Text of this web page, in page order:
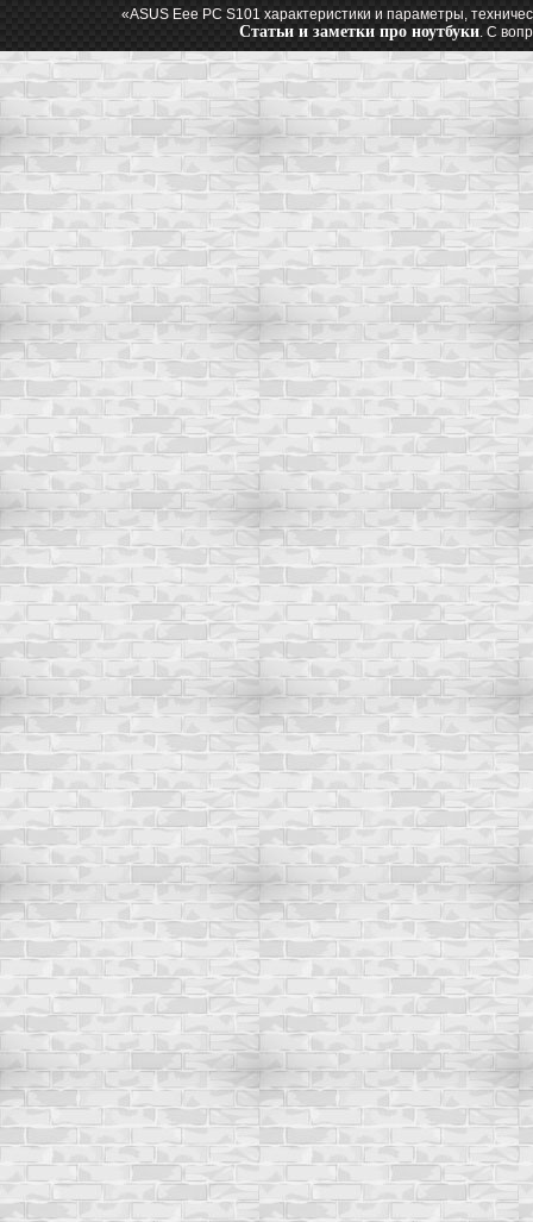
«ASUS Eee PC S101 характеристики и параметры,
Статьи и заметки про ноутбуки. С